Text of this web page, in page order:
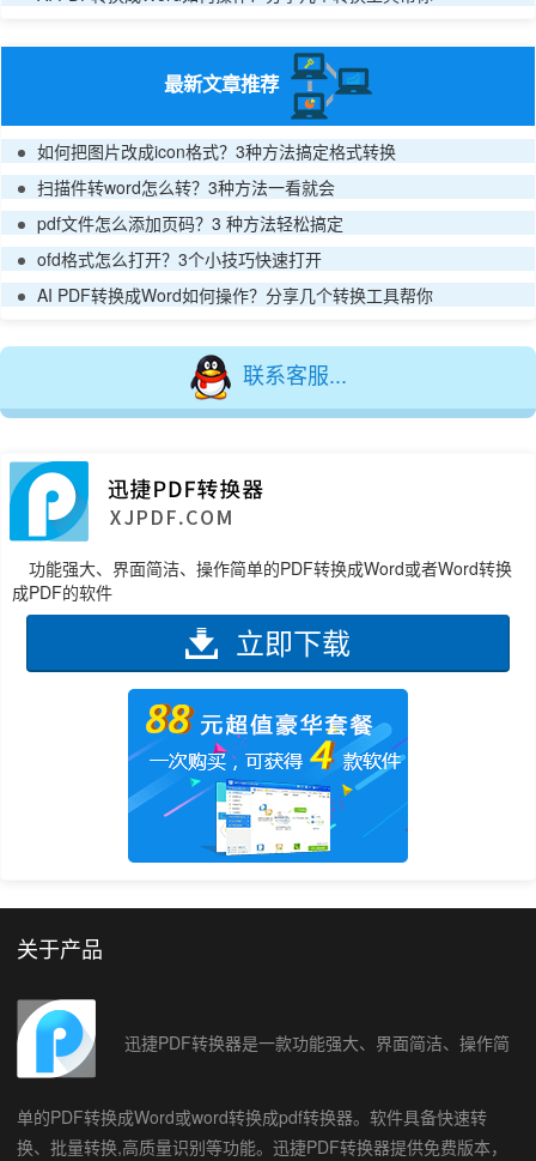
最新文章推荐
如何把图片改成icon格式？3种方法搞定格式转换
扫描件转word怎么转？3种方法一看就会
pdf文件怎么添加页码？3 种方法轻松搞定
ofd格式怎么打开？3个小技巧快速打开
AI PDF转换成Word如何操作？分享几个转换工具帮你
联系客服...
功能强大、界面简洁、操作简单的PDF转换成Word或者Word转换
成PDF的软件
立即下载
关于产品
迅捷PDF转换器是一款功能强大、界面简洁、操作简
单的PDF转换成Word或word转换成pdf转换器。软件具备快速转
换、批量转换,高质量识别等功能。迅捷PDF转换器提供免费版本，